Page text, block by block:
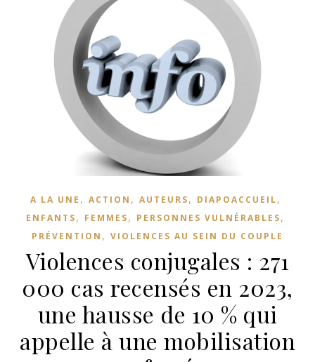
A LA UNE , ACTION , AUTEURS, DIAPOACCUEIL,
ENFANTS, FEMMES, PERSONNES VULNÉRABLES,
PRÉVENTION , VIOLENCES AU SEIN DU COUPLE
Violences conjugales : 271
000 cas recensés en 2023,
une hausse de 10 % qui
appelle à une mobilisation